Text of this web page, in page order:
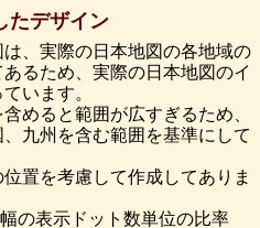
たデザイン
、実際の日本地図の各地域の
るため、実際の日本地図のイ
います。
めると範囲が広すぎるため、
九州を含む範囲を基準にして
置を考慮して作成してありま
の表示ドット数単位の比率